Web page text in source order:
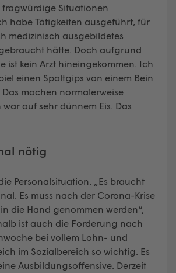
fragwürdige Situationen
habe Tätigkeiten ausgeführt, für
medizinisch ausgebildetes
hätte. Doch aufgrund
ist kein Arzt hineingekommen. Ich
einen Spaltgips von einem Bein
machen normalerweise
auf sehr dünnem Eis. Das
nötig
Personalsituation. „Es braucht
Es muss nach der Corona-Krise
die Hand genommen werden“,
ist auch die Forderung nach
bei vollem Lohn- und
im Sozialbereich so wichtig. Es
Ausbildungsoffensive. Derzeit